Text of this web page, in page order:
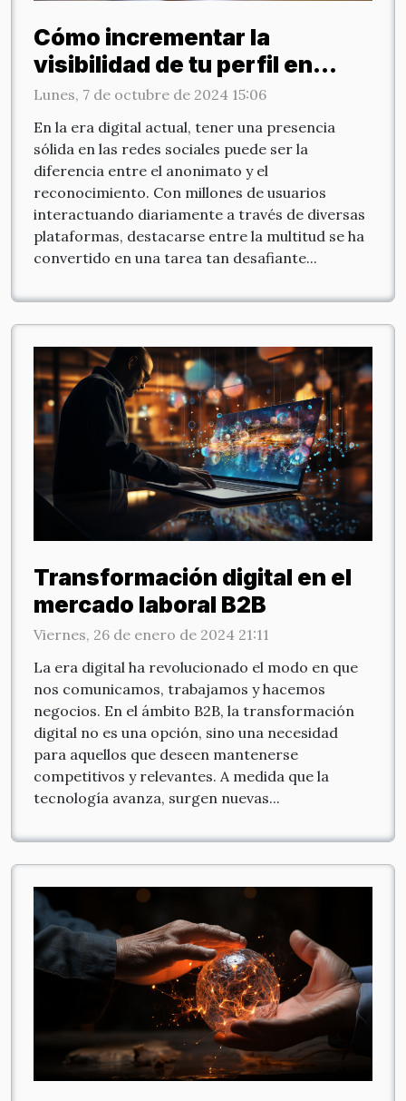
Cómo incrementar la
visibilidad de tu perfil en
redes sociales
Lunes, 7 de octubre de 2024 15:06
En la era digital actual, tener una presencia
sólida en las redes sociales puede ser la
diferencia entre el anonimato y el
reconocimiento. Con millones de usuarios
interactuando diariamente a través de diversas
plataformas, destacarse entre la multitud se ha
convertido en una tarea tan desafiante...
Transformación digital en el
mercado laboral B2B
Viernes, 26 de enero de 2024 21:11
La era digital ha revolucionado el modo en que
nos comunicamos, trabajamos y hacemos
negocios. En el ámbito B2B, la transformación
digital no es una opción, sino una necesidad
para aquellos que deseen mantenerse
competitivos y relevantes. A medida que la
tecnología avanza, surgen nuevas...